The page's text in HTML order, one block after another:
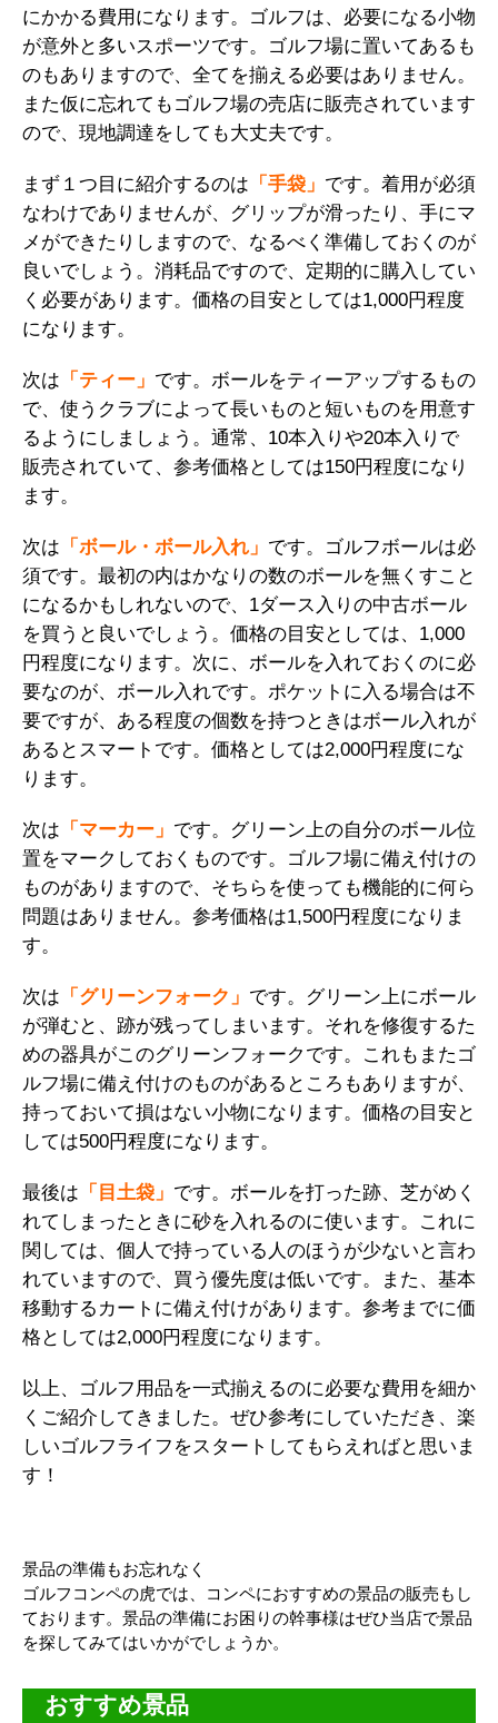
にかかる費用になります。ゴルフは、必要になる小物
が意外と多いスポーツです。ゴルフ場に置いてあるも
のもありますので、全てを揃える必要はありません。
また仮に忘れてもゴルフ場の売店に販売されています
ので、現地調達をしても大丈夫です。
まず１つ目に紹介するのは 「手袋」 です。着用が必須
なわけでありませんが、グリップが滑ったり、手にマ
メができたりしますので、なるべく準備しておくのが
良いでしょう。消耗品ですので、定期的に購入してい
く必要があります。価格の目安としては1,000円程度
になります。
次は 「ティー」 です。ボールをティーアップするもの
で、使うクラブによって長いものと短いものを用意す
るようにしましょう。通常、10本入りや20本入りで
販売されていて、参考価格としては150円程度になり
ます。
次は 「ボール・ボール入れ」 です。ゴルフボールは必
須です。最初の内はかなりの数のボールを無くすこと
になるかもしれないので、1ダース入りの中古ボール
を買うと良いでしょう。価格の目安としては、1,000
円程度になります。次に、ボールを入れておくのに必
要なのが、ボール入れです。ポケットに入る場合は不
要ですが、ある程度の個数を持つときはボール入れが
あるとスマートです。価格としては2,000円程度にな
ります。
次は 「マーカー」 です。グリーン上の自分のボール位
置をマークしておくものです。ゴルフ場に備え付けの
ものがありますので、そちらを使っても機能的に何ら
問題はありません。参考価格は1,500円程度になりま
す。
次は 「グリーンフォーク」 です。グリーン上にボール
が弾むと、跡が残ってしまいます。それを修復するた
めの器具がこのグリーンフォークです。これもまたゴ
ルフ場に備え付けのものがあるところもありますが、
持っておいて損はない小物になります。価格の目安と
しては500円程度になります。
最後は 「目土袋」 です。ボールを打った跡、芝がめく
れてしまったときに砂を入れるのに使います。これに
関しては、個人で持っている人のほうが少ないと言わ
れていますので、買う優先度は低いです。また、基本
移動するカートに備え付けがあります。参考までに価
格としては2,000円程度になります。
以上、ゴルフ用品を一式揃えるのに必要な費用を細か
くご紹介してきました。ぜひ参考にしていただき、楽
しいゴルフライフをスタートしてもらえればと思いま
す！
景品の準備もお忘れなく
ゴルフコンペの虎では、コンペにおすすめの景品の販売もし
ております。景品の準備にお困りの幹事様はぜひ当店で景品
を探してみてはいかがでしょうか。
おすすめ景品